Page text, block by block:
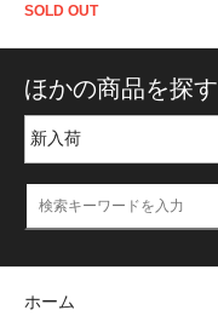
SOLD OUT
ほかの商品を探す
ホーム